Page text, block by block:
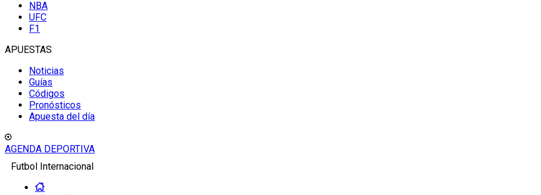
NBA
UFC
F1
APUESTAS
Noticias
Guías
Códigos
Pronósticos
Apuesta del día
AGENDA DEPORTIVA
Futbol Internacional